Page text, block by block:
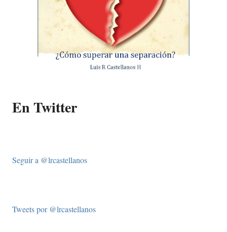
En Twitter
Seguir a @lrcastellanos
Tweets por @lrcastellanos